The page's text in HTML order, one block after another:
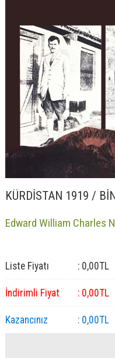
KÜRDİSTAN 1919 /
Edward William Charles
Liste Fiyatı : 0,00TL
İndirimli Fiyat : 0,00TL
Kazancınız : 0,00TL